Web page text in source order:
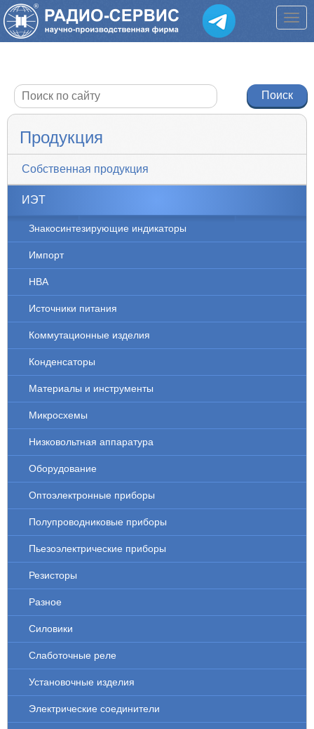
Продукция
Собственная продукция
ИЭТ
Знакосинтезирующие индикаторы
Импорт
НВА
Источники питания
Коммутационные изделия
Конденсаторы
Материалы и инструменты
Микросхемы
Низковольтная аппаратура
Оборудование
Оптоэлектронные приборы
Полупроводниковые приборы
Пьезоэлектрические приборы
Резисторы
Разное
Силовики
Слаботочные реле
Установочные изделия
Электрические соединители